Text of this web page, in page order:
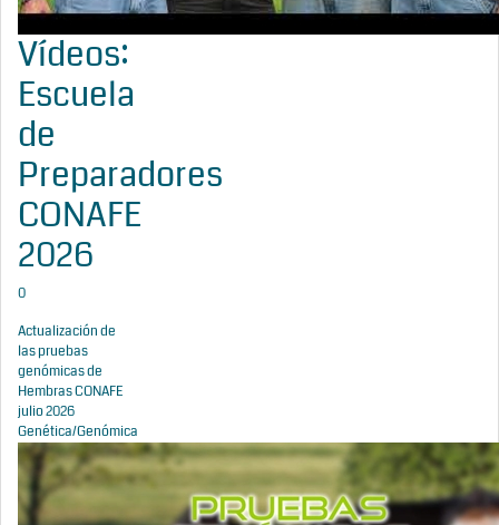
Vídeos:
Escuela
de
Preparadores
CONAFE
2026
0
Actualización de
las pruebas
genómicas de
Hembras CONAFE
julio 2026
Genética/Genómica